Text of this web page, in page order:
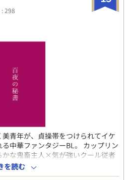
を選ぶのだった…………。 婚約破
、執着攻め、ハッピーエンド。 ＊
為の描写有り。 ムーンライトノ
稿しております。 ムーンライトノ
アルファポリス、BLランキング1
のおかげですありがとうございま
しました。2025年1月24日 ※表紙
います。
298
青年が、貞操帯をつけられてイケ
中華ファンタジーBL。 カップリン
かな鬼畜主人×気が強いクール従者
レ（小）を我慢させられているだけ
を読む